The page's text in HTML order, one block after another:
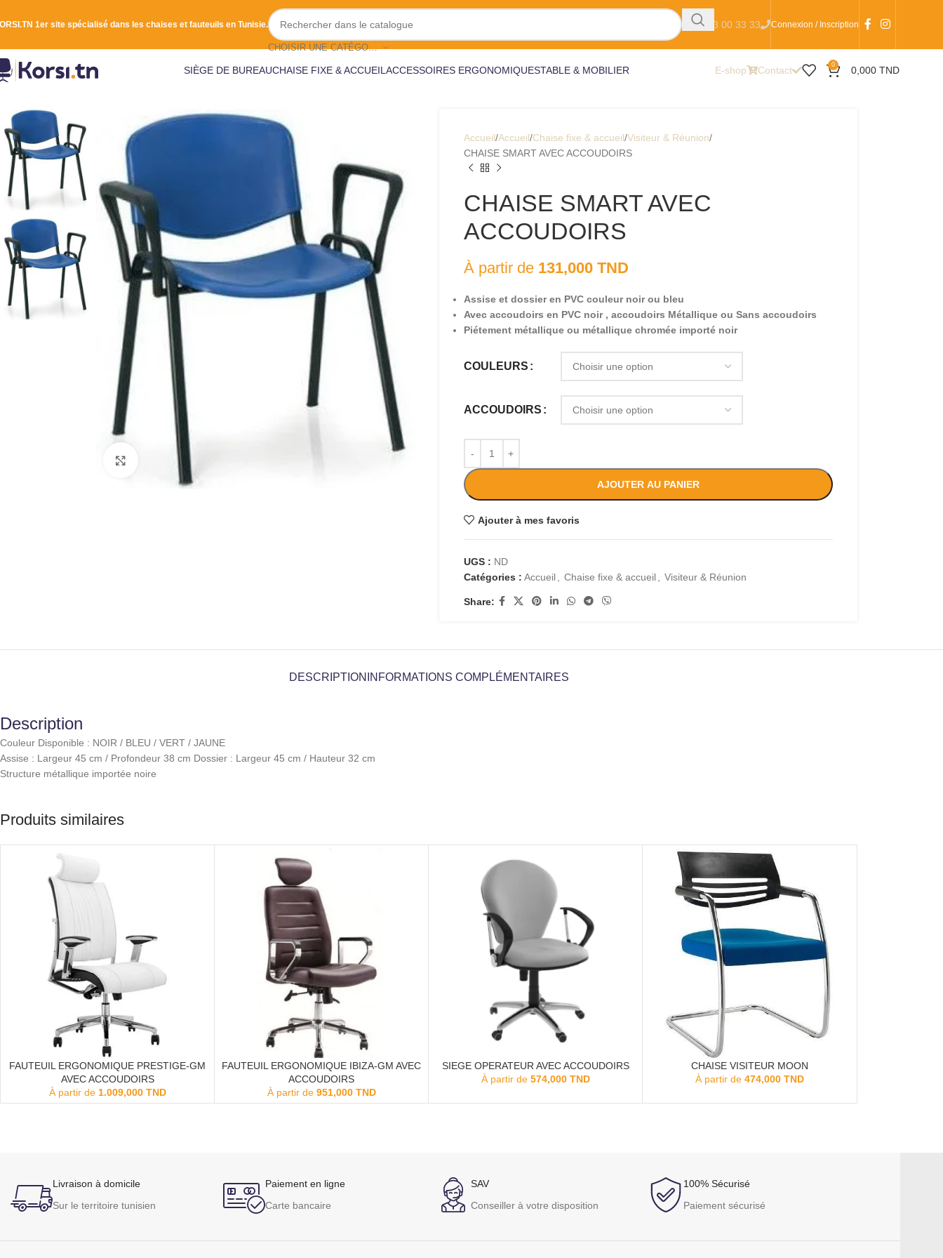
1er site spécialisé dans les chaises et fauteuils en Tunisie.
CHOISIR UNE CATÉGORIE
+216 23 00 33 33 Connexion / Inscription
SIÈGE DE BUREAUCHAISE FIXE & ACCUEIL ACCESSOIRES ERGONOMIQUESTABLE & MOBILIER E-shop Contact 0 0,000 TND
Accueil Accueil Chaise fixe & accueil Visiteur & Réunion
CHAISE SMART AVEC ACCOUDOIRS
CHAISE SMART AVEC
ACCOUDOIRS
À partir de 131,000 TND
Assise et dossier en PVC couleur noir ou bleu
Avec accoudoirs en PVC noir , accoudoirs Métallique ou Sans accoudoirs
Piétement métallique ou métallique chromée importé noir
COULEURS
ACCOUDOIRS
AJOUTER AU PANIER
Ajouter à mes favoris
UGS : ND
Catégories : Accueil Chaise fixe & accueil Visiteur & Réunion
Share:
DESCRIPTION INFORMATIONS COMPLÉMENTAIRES
Description
Couleur Disponible : NOIR / BLEU / VERT / JAUNE
Assise : Largeur 45 cm / Profondeur 38 cm Dossier : Largeur 45 cm / Hauteur 32 cm
Structure métallique importée noire
Produits similaires
ACHETER
FAUTEUIL ERGONOMIQUE PRESTIGE-GM
AVEC ACCOUDOIRS
À partir de 1.009,000 TND
ACHETER
FAUTEUIL ERGONOMIQUE IBIZA-GM AVEC
ACCOUDOIRS
À partir de 951,000 TND
ACHETER
SIEGE OPERATEUR AVEC ACCOUDOIRS
À partir de 574,000 TND
CHAISE VISITEUR MOON
À partir de 474,000 TND
Livraison à domicile
Sur le territoire tunisien
Paiement en ligne
Carte bancaire
SAV
Conseiller à votre disposition
100% Sécurisé
Paiement sécurisé